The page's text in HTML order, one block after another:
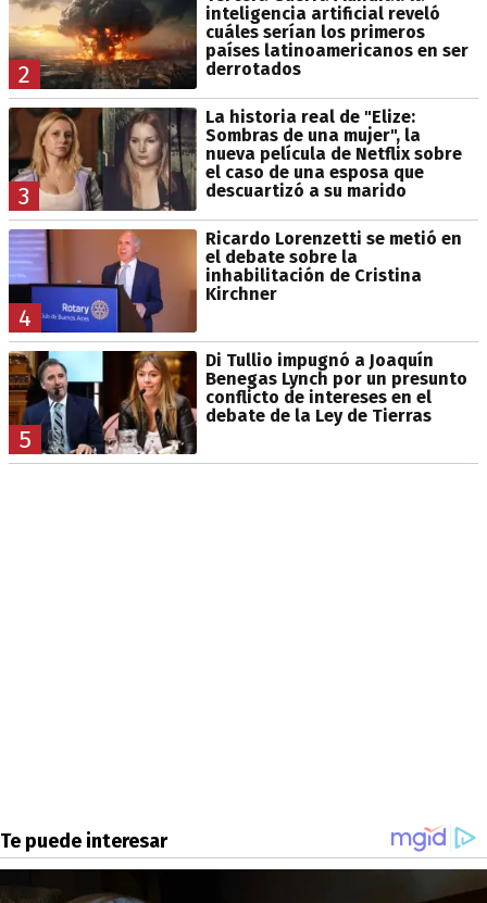
2
inteligencia artificial reveló
cuáles serían los primeros
países latinoamericanos en ser
derrotados
3
La historia real de "Elize:
Sombras de una mujer", la
nueva película de Netflix sobre
el caso de una esposa que
descuartizó a su marido
4
Ricardo Lorenzetti se metió en
el debate sobre la
inhabilitación de Cristina
Kirchner
5
Di Tullio impugnó a Joaquín
Benegas Lynch por un presunto
conflicto de intereses en el
debate de la Ley de Tierras